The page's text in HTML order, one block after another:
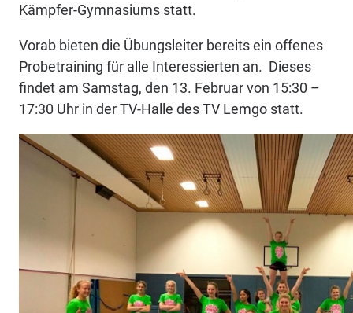
Kämpfer-Gymnasiums statt.
Vorab bieten die Übungsleiter bereits ein offenes
Probetraining für alle Interessierten an. Dieses
findet am Samstag, den 13. Februar von 15:30 –
17:30 Uhr in der TV-Halle des TV Lemgo statt.